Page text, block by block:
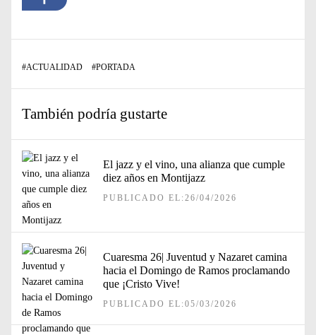
#ACTUALIDAD #PORTADA
También podría gustarte
El jazz y el vino, una alianza que cumple
diez años en Montijazz
PUBLICADO EL:26/04/2026
Cuaresma 26| Juventud y Nazaret camina
hacia el Domingo de Ramos proclamando
que ¡Cristo Vive!
PUBLICADO EL:05/03/2026